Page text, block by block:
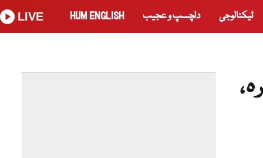
ٹیکنالوجی دلچسپ و عجیب HUM ENGLISH
LIVE